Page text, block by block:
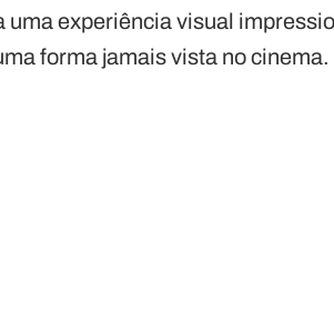
uma experiência visual
forma jamais vista no cinema.